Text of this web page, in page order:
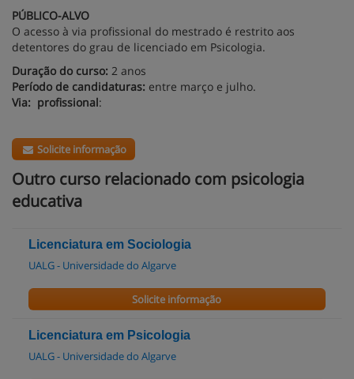
PÚBLICO-ALVO
O acesso à via profissional do mestrado é restrito aos
detentores do grau de licenciado em Psicologia.
Duração do curso: 2 anos
Período de candidaturas: entre março e julho.
Via: profissional:
Solicite informação
Outro curso relacionado com psicologia
educativa
Licenciatura em Sociologia
UALG - Universidade do Algarve
Solicite informação
Licenciatura em Psicologia
UALG - Universidade do Algarve